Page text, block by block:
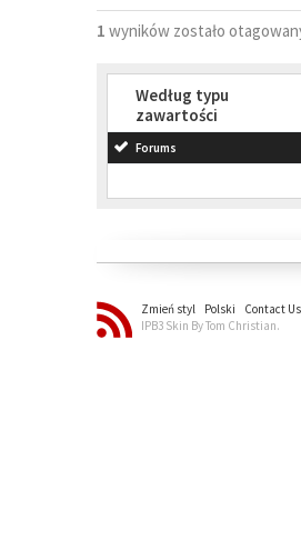
1 wyników zostało
Według typu
zawartości
Forums
Zmień styl Polski Contact Us
IPB3 Skin By Tom Christian.